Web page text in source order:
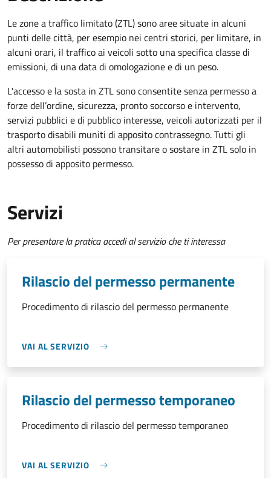
Le zone a traffico limitato (ZTL) sono aree situate in alcuni
punti delle città, per esempio nei centri storici, per limitare, in
alcuni orari, il traffico ai veicoli sotto una specifica classe di
emissioni, di una data di omologazione e di un peso.
L'accesso e la sosta in ZTL sono consentite senza permesso a
forze dell’ordine, sicurezza, pronto soccorso e intervento,
servizi pubblici e di pubblico interesse, veicoli autorizzati per il
trasporto disabili muniti di apposito contrassegno. Tutti gli
altri automobilisti possono transitare o sostare in ZTL solo in
possesso di apposito permesso.
Servizi
Per presentare la pratica accedi al servizio che ti interessa
Rilascio del permesso permanente
Procedimento di rilascio del permesso permanente
VAI AL SERVIZIO
Rilascio del permesso temporaneo
Procedimento di rilascio del permesso temporaneo
VAI AL SERVIZIO